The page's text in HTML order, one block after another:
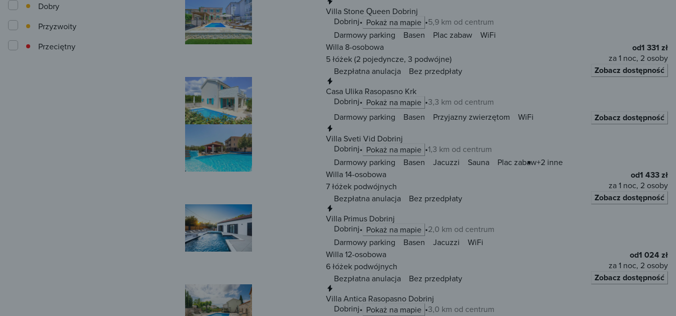
Villa Stone Queen Dobrinj
Dobrinj
Pokaż na mapie
5,9 km od centrum
Darmowy parking
Basen Plac zabaw
WiFi
Willa 8-osobowa
5 łóżek(2 pojedyncze, 3 podwójne)
Bezpłatna anulacja
Bez przedpłaty
od1 331 zł
za 1 noc, 2 osoby
Zobacz dostępność
Casa Ulika Rasopasno Krk
Dobrinj
Pokaż na mapie
3,3 km od centrum
Darmowy parking
Basen Przyjazny zwierzętom WiFi
Zobacz dostępność
Villa Sveti Vid Dobrinj
Dobrinj
Pokaż na mapie
1,3 km od centrum
Darmowy parking
Basen Jacuzzi Sauna Plac zabaw+2 inne
Willa 14-osobowa
7 łóżek podwójnych
Bezpłatna anulacja
Bez przedpłaty
od1 433 zł
za 1 noc, 2 osoby
Zobacz dostępność
Villa Primus Dobrinj
Dobrinj
Pokaż na mapie
2,0 km od centrum
Darmowy parking
Basen Jacuzzi
WiFi
Willa 12-osobowa
6 łóżek podwójnych
Bezpłatna anulacja
Bez przedpłaty
od1 024 zł
za 1 noc, 2 osoby
Zobacz dostępność
Villa Antica Rasopasno Dobrinj
Dobrinj
Pokaż na mapie
3,0 km od centrum
Przeciętny
Przyzwoity
Dobry